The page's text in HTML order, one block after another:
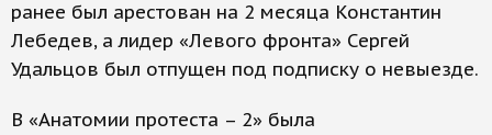
ранее был арестован на 2 месяца Константин
Лебедев, а лидер «Левого фронта» Сергей
Удальцов был отпущен под подписку о невыезде.
В «Анатомии протеста – 2» была